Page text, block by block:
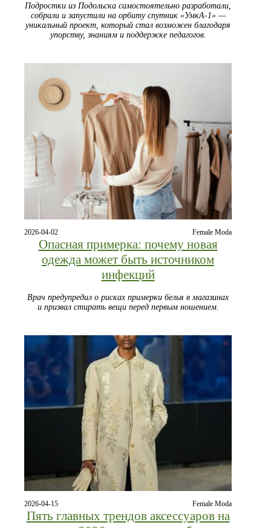
Подростки из Подольска самостоятельно разработали,
собрали и запустили на орбиту спутник «УмкА-1» —
уникальный проект, который стал возможен благодаря
упорству, знаниям и поддержке педагогов.
2026-04-02 Female Moda
Опасная примерка: почему новая
одежда может быть источником
инфекций
Врач предупредил о рисках примерки белья в магазинах
и призвал стирать вещи перед первым ношением.
2026-04-15 Female Moda
Пять главных трендов аксессуаров на